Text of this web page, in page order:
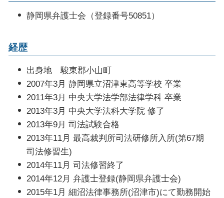
債権回収 訴訟
静岡県弁護士会（登録番号50851）
経歴
出身地 駿東郡小山町
2007年3月 静岡県立沼津東高等学校 卒業
2011年3月 中央大学法学部法律学科 卒業
2013年3月 中央大学法科大学院 修了
2013年9月 司法試験合格
2013年11月 最高裁判所司法研修所入所(第67期
司法修習生)
2014年11月 司法修習終了
2014年12月 弁護士登録(静岡県弁護士会)
2015年1月 細沼法律事務所(沼津市)にて勤務開始